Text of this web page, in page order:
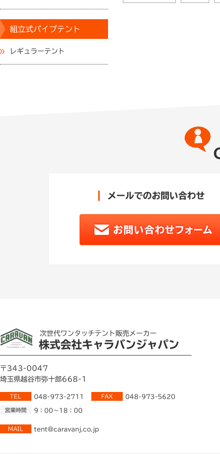
組立式パイプテント
レギュラーテント
メールでのお問い合わせ
次世代ワンタッチテント販売メーカー
株式会社キャラバンジャパン
〒343-0047
埼玉県越谷市弥十郎668-1
TEL 048-973-2711 FAX 048-973-5620
営業時間 9：00～18：00
MAIL tent@caravanj.co.jp